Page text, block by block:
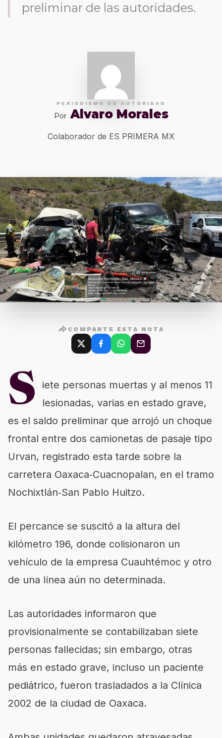
preliminar de las autoridades.
PERIODISMO DE AUTORIDAD
Por Alvaro Morales
Colaborador de ES PRIMERA MX
COMPARTE ESTA NOTA
S
iete personas muertas y al menos 11
lesionadas, varias en estado grave,
es el saldo preliminar que arrojó un choque
frontal entre dos camionetas de pasaje tipo
Urvan, registrado esta tarde sobre la
carretera Oaxaca‑Cuacnopalan, en el tramo
Nochixtlán‑San Pablo Huitzo.
El percance se suscitó a la altura del
kilómetro 196, donde colisionaron un
vehículo de la empresa Cuauhtémoc y otro
de una línea aún no determinada.
Las autoridades informaron que
provisionalmente se contabilizaban siete
personas fallecidas; sin embargo, otras
más en estado grave, incluso un paciente
pediátrico, fueron trasladados a la Clínica
2002 de la ciudad de Oaxaca.